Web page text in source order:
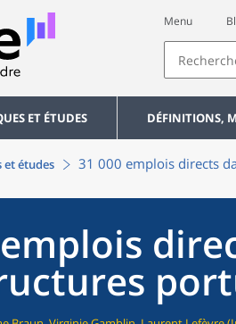
Menu
ET ÉTUDES DÉFINITIONS,
et études 31 000 emplois directs